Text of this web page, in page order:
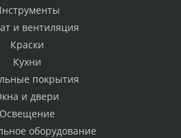
и вентиляция
Краски
Кухни
покрытия
и двери
Освещение
оборудование